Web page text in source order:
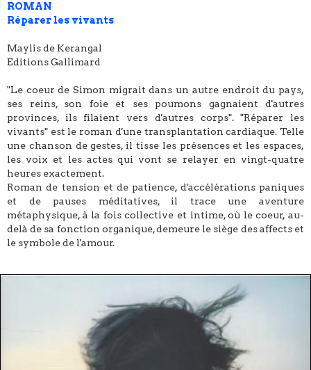
ROMAN
Réparer les vivants
Maylis de Kerangal
Editions Gallimard
"Le coeur de Simon migrait dans un autre endroit du pays,
ses reins, son foie et ses poumons gagnaient d'autres
provinces, ils filaient vers d'autres corps". "Réparer les
vivants" est le roman d'une transplantation cardiaque. Telle
une chanson de gestes, il tisse les présences et les espaces,
les voix et les actes qui vont se relayer en vingt-quatre
heures exactement.
Roman de tension et de patience, d'accélérations paniques
et de pauses méditatives, il trace une aventure
métaphysique, à la fois collective et intime, où le coeur, au-
delà de sa fonction organique, demeure le siège des affects et
le symbole de l'amour.